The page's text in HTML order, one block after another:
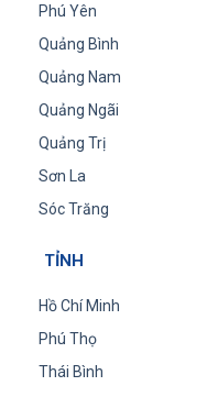
Phú Yên
Quảng Bình
Quảng Nam
Quảng Ngãi
Quảng Trị
Sơn La
Sóc Trăng
TỈNH
Hồ Chí Minh
Phú Thọ
Thái Bình